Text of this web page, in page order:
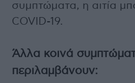
συμπτώματα, η αιτία
COVID-19.
Άλλα κοινά
περιλαμβάνουν: